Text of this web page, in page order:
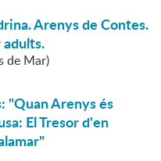
Arenys de Contes.
de Mar)
"Quan Arenys és
El Tresor d'en